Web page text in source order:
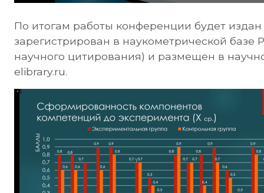
По итогам работы конференции будет
зарегистрирован в наукометрической
научного цитирования) и размещен в
elibrary.ru.